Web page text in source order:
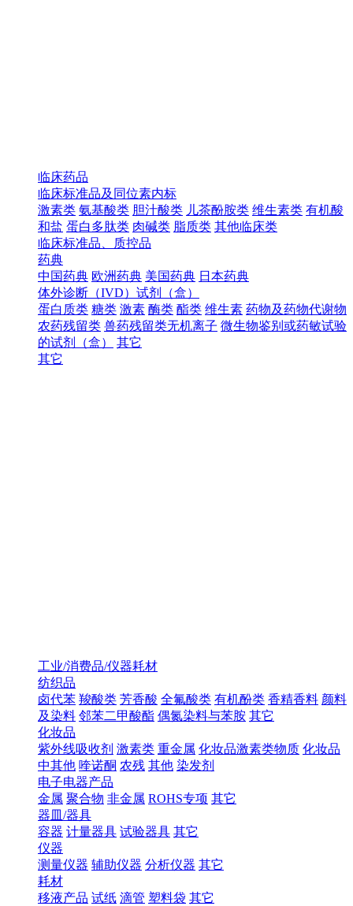
临床药品
临床标准品及同位素内标
激素类 氨基酸类 胆汁酸类 儿茶酚胺类 维生素类 有机酸
和盐 蛋白多肽类 肉碱类 脂质类 其他临床类
临床标准品、质控品
药典
中国药典 欧洲药典 美国药典 日本药典
体外诊断（IVD）试剂（盒）
蛋白质类 糖类 激素 酶类 酯类 维生素 药物及药物代谢物
农药残留类 兽药残留类无机离子 微生物鉴别或药敏试验
的试剂（盒）
其它
其它
工业/消费品/仪器耗材
纺织品
卤代苯 羧酸类 芳香酸 全氟酸类 有机酚类 香精香料 颜料
及染料 邻苯二甲酸酯 偶氮染料与苯胺 其它
化妆品
紫外线吸收剂 激素类 重金属 化妆品激素类物质 化妆品
中其他 喹诺酮 农残 其他 染发剂
电子电器产品
金属 聚合物 非金属 ROHS专项 其它
器皿/器具
容器 计量器具 试验器具 其它
仪器
测量仪器 辅助仪器 分析仪器 其它
耗材
移液产品 试纸 滴管 塑料袋 其它